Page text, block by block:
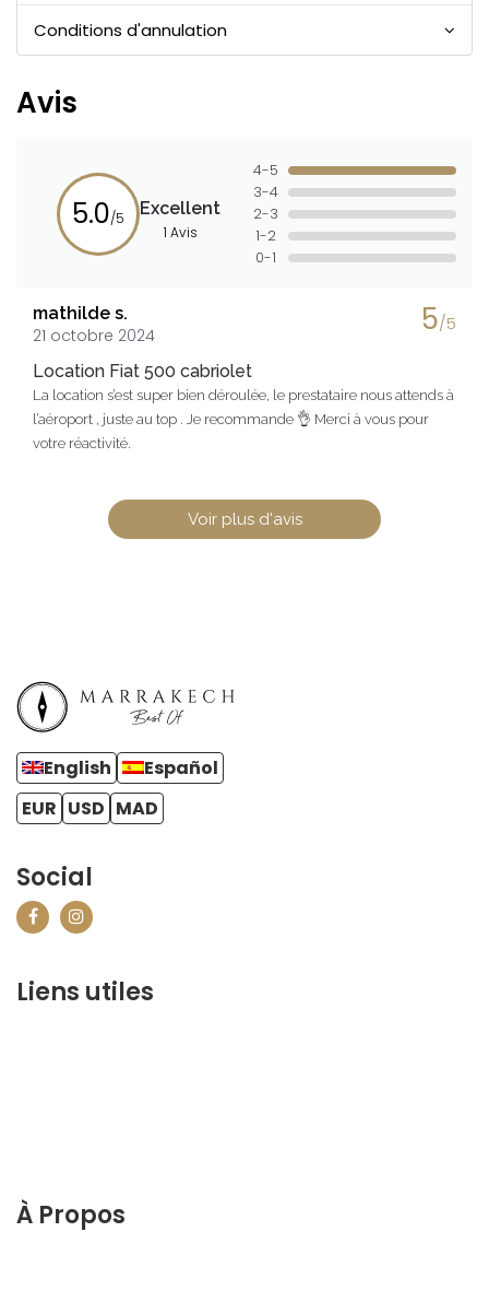
Conditions d'annulation
Avis
5.0/5 Excellent
1 Avis
4-5
3-4
2-3
1-2
0-1
mathilde s.
21 octobre 2024 5/5
Location Fiat 500 cabriolet
La location s’est super bien déroulée, le prestataire nous attends à
l’aéroport , juste au top . Je recommande 👌 Merci à vous pour
votre réactivité.
Voir plus d'avis
English
Español
EUR USD MAD
Social
Liens utiles
À Propos